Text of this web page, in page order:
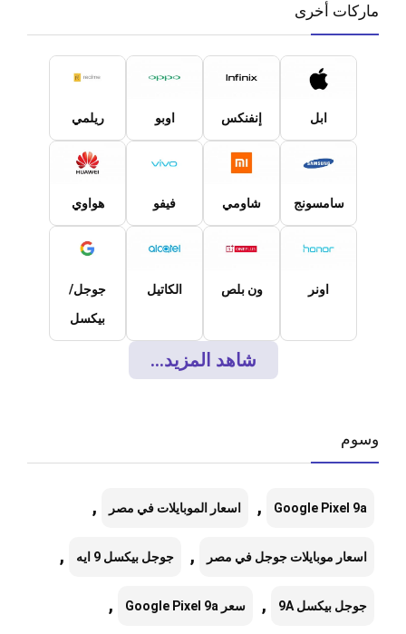
ماركات أخرى
ابل إنفنكس اوبو ريلمي
سامسونج شاومي فيفو هواوي
اونر ون بلص الكاتيل
جوجل/
بيكسل
شاهد المزيد...
وسوم
Google Pixel 9a
, اسعار الموبايلات في مصر ,
اسعار موبايلات جوجل في مصر , جوجل بيكسل 9 ايه ,
جوجل بيكسل 9A , سعر Google Pixel 9a ,